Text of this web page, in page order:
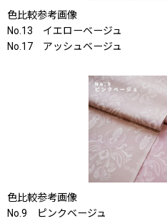
色比較参考画像
No.13 イエローベージュ
No.17 アッシュベージュ
色比較参考画像
No.9 ピンクベージュ